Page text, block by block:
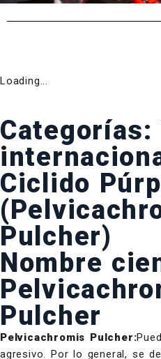
Loading...
Categorías:
Ciclido
Pulcher)
Nombre
Pulcher
Pelvicachromis Pulcher:
agresivo. Por lo general, se